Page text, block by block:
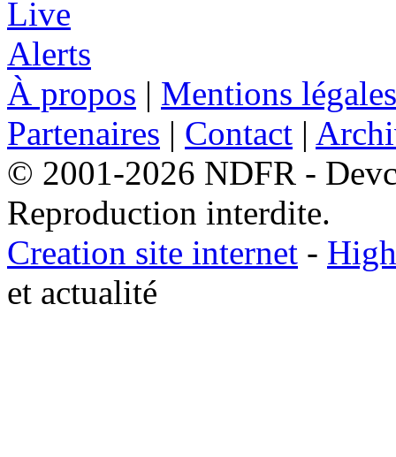
À propos | Mentions légales
Partenaires | Contact |
© 2001-2026 NDFR -
Reproduction interdite.
Creation site internet -
et actualité